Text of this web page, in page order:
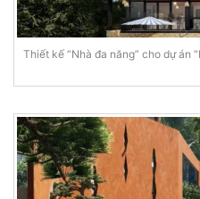
Thiết kế “Nhà đa năng” cho dự án